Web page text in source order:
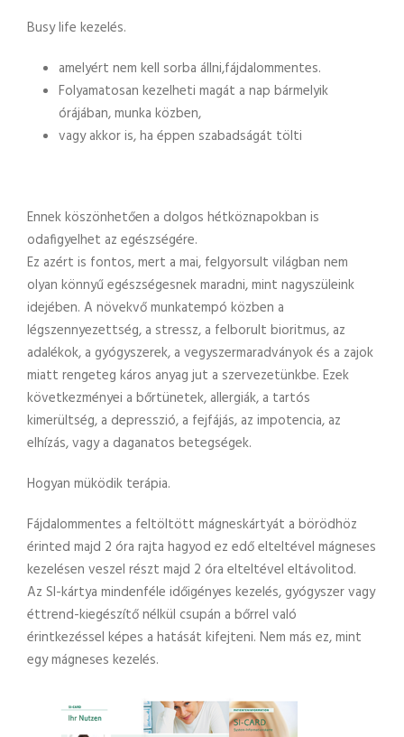
Busy life kezelés.
amelyért nem kell sorba állni,fájdalommentes.
Folyamatosan kezelheti magát a nap bármelyik
órájában, munka közben,
vagy akkor is, ha éppen szabadságát tölti
Ennek köszönhetően a dolgos hétköznapokban is
odafigyelhet az egészségére.
Ez azért is fontos, mert a mai, felgyorsult világban nem
olyan könnyű egészségesnek maradni, mint nagyszüleink
idejében. A növekvő munkatempó közben a
légszennyezettség, a stressz, a felborult bioritmus, az
adalékok, a gyógyszerek, a vegyszermaradványok és a zajok
miatt rengeteg káros anyag jut a szervezetünkbe. Ezek
következményei a bőrtünetek, allergiák, a tartós
kimerültség, a depresszió, a fejfájás, az impotencia, az
elhízás, vagy a daganatos betegségek.
Hogyan müködik terápia.
Fájdalommentes a feltöltött mágneskártyát a börödhöz
érinted majd 2 óra rajta hagyod ez edő elteltével mágneses
kezelésen veszel részt majd 2 óra elteltével eltávolitod.
Az SI-kártya mindenféle időigényes kezelés, gyógyszer vagy
éttrend-kiegészítő nélkül csupán a bőrrel való
érintkezéssel képes a hatását kifejteni. Nem más ez, mint
egy mágneses kezelés.